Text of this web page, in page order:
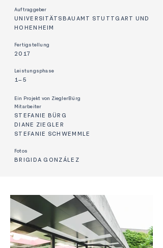
Auftraggeber
UNIVERSITÄTSBAUAMT STUTTGART UND
HOHENHEIM
Fertigstellung
2017
Leistungsphase
1–5
Ein Projekt von ZieglerBürg
Mitarbeiter
STEFANIE BÜRG
DIANE ZIEGLER
STEFANIE SCHWEMMLE
Fotos
BRIGIDA GONZÁLEZ